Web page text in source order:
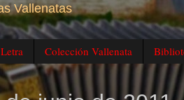
Vallenatas
Colección Vallenata